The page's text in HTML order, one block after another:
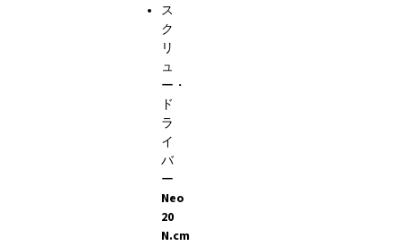
ス
ク
リ
ュ
ー・
ド
ラ
イ
バ
ー
Neo
20
N.cm